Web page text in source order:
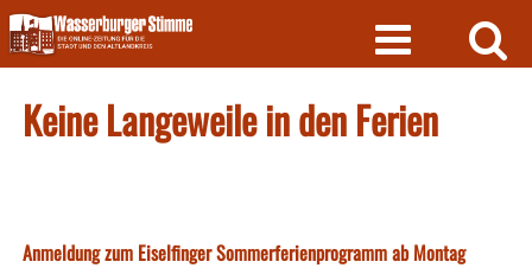
Skip
to
content
Keine Langeweile in den Ferien
Anmeldung zum Eiselfinger Sommerferienprogramm ab Montag